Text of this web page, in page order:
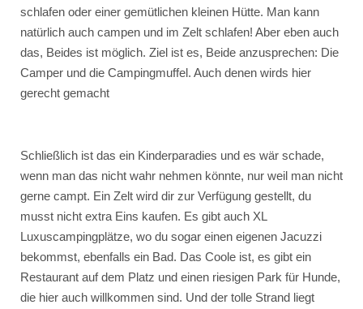
schlafen oder einer gemütlichen kleinen Hütte. Man kann
natürlich auch campen und im Zelt schlafen! Aber eben auch
das, Beides ist möglich. Ziel ist es, Beide anzusprechen: Die
Camper und die Campingmuffel. Auch denen wirds hier
gerecht gemacht
Schließlich ist das ein Kinderparadies und es wär schade,
wenn man das nicht wahr nehmen könnte, nur weil man nicht
gerne campt. Ein Zelt wird dir zur Verfügung gestellt, du
musst nicht extra Eins kaufen. Es gibt auch XL
Luxuscampingplätze, wo du sogar einen eigenen Jacuzzi
bekommst, ebenfalls ein Bad. Das Coole ist, es gibt ein
Restaurant auf dem Platz und einen riesigen Park für Hunde,
die hier auch willkommen sind. Und der tolle Strand liegt